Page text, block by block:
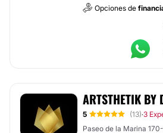
Opciones de
ARTSTHETIK BY
5 (13)·3
Paseo de la Marina